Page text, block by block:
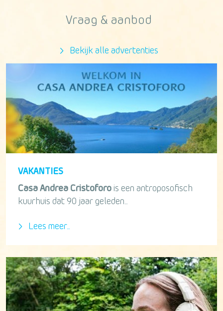
Vraag & aanbod
Bekijk alle advertenties
VAKANTIES
Casa Andrea Cristoforo is een antroposofisch
kuurhuis dat 90 jaar geleden...
Lees meer...